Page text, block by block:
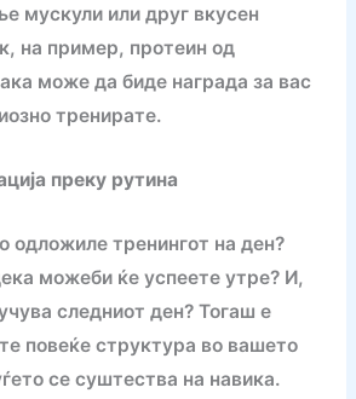
мускули или друг вкусен
на пример, протеин од
може да биде награда за вас
тренирате.
преку рутина
одложиле тренингот на ден?
можеби ќе успеете утре? И,
следниот ден? Тогаш е
повеќе структура во вашето
се суштества на навика.